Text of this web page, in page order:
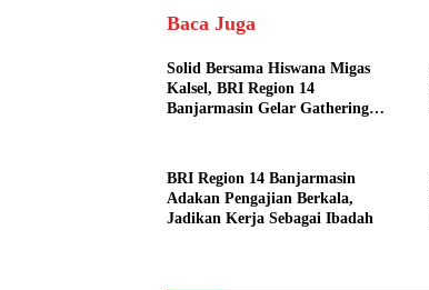
Baca Juga
Solid Bersama Hiswana Migas
Kalsel, BRI Region 14
Banjarmasin Gelar Gathering
BRI Region 14 Banjarmasin
Adakan Pengajian Berkala,
Jadikan Kerja Sebagai Ibadah